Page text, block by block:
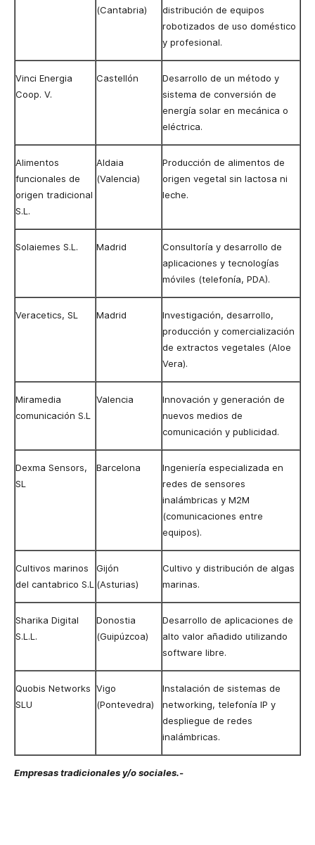
(Cantabria)
distribución de equipos
robotizados de uso doméstico
y profesional.
Vinci Energia
Coop. V.
Castellón
Desarrollo de un método y
sistema de conversión de
energía solar en mecánica o
eléctrica.
Alimentos
funcionales de
origen tradicional
S.L.
Aldaia
(Valencia)
Producción de alimentos de
origen vegetal sin lactosa ni
leche.
Solaiemes S.L. Madrid
Consultoría y desarrollo de
aplicaciones y tecnologías
móviles (telefonía, PDA).
Veracetics, SL Madrid
Investigación, desarrollo,
producción y comercialización
de extractos vegetales (Aloe
Vera).
Miramedia
comunicación S.L
Valencia
Innovación y generación de
nuevos medios de
comunicación y publicidad.
Dexma Sensors,
SL
Barcelona
Ingeniería especializada en
redes de sensores
inalámbricas y M2M
(comunicaciones entre
equipos).
Cultivos marinos
del cantabrico S.L
Gijón
(Asturias)
Cultivo y distribución de algas
marinas.
Sharika Digital
S.L.L.
Donostia
(Guipúzcoa)
Desarrollo de aplicaciones de
alto valor añadido utilizando
software libre.
Quobis Networks
SLU
Vigo
(Pontevedra)
Instalación de sistemas de
networking, telefonía IP y
despliegue de redes
inalámbricas.
Empresas tradicionales y/o sociales.-